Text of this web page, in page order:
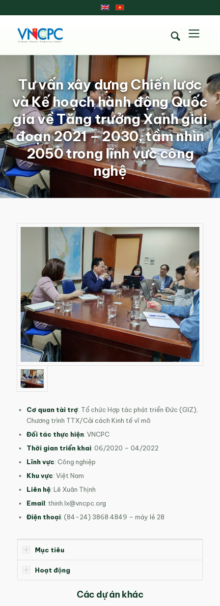
Tư vấn xây dựng Chiến lược
và Kế hoạch hành động Quốc
gia về Tăng trưởng Xanh giai
đoạn 2021 – 2030, tầm nhìn
2050 trong lĩnh vực công
nghệ
Cơ quan tài trợ: Tổ chức Hợp tác phát triển Đức (GIZ),
Chương trình TTX/Cải cách Kinh tế vĩ mô
Đối tác thực hiện: VNCPC
Thời gian triển khai: 06/2020 – 04/2022
Lĩnh vực: Công nghiệp
Khu vực: Việt Nam
Liên hệ: Lê Xuân Thịnh
Email: thinh.lx@vncpc.org
Điện thoại: (84-24) 3868 4849 – máy lẻ 28
Mục tiêu
Hoạt động
Các dự án khác